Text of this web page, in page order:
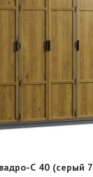
С 40 (серый